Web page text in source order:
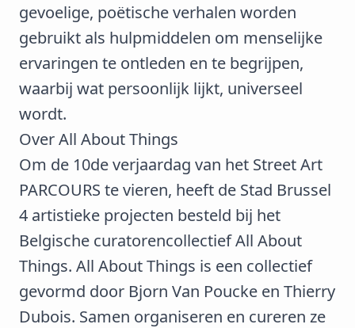
gevoelige, poëtische verhalen worden
gebruikt als hulpmiddelen om menselijke
ervaringen te ontleden en te begrijpen,
waarbij wat persoonlijk lijkt, universeel
wordt.
Over All About Things
Om de 10de verjaardag van het Street Art
PARCOURS te vieren, heeft de Stad Brussel
4 artistieke projecten besteld bij het
Belgische curatorencollectief All About
Things. All About Things is een collectief
gevormd door Bjorn Van Poucke en Thierry
Dubois. Samen organiseren en cureren ze